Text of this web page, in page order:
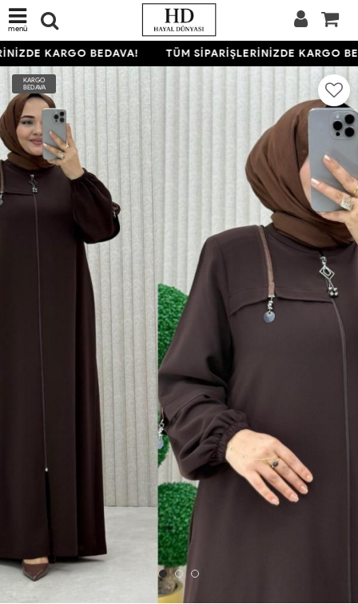
menü
KARGO BEDAVA! TÜM SİPARİŞLERİNİZDE KARGO
KARGO
BEDAVA